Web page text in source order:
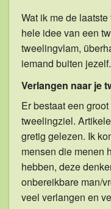
Wat ik me de
hele idee van een
tweelingvlam,
iemand buiten jezelf.
Verlangen naar je
Er bestaat een
tweelingziel.
gretig gelezen. Ik
mensen die menen
hebben, deze
onbereikbare man/
veel verlangen en